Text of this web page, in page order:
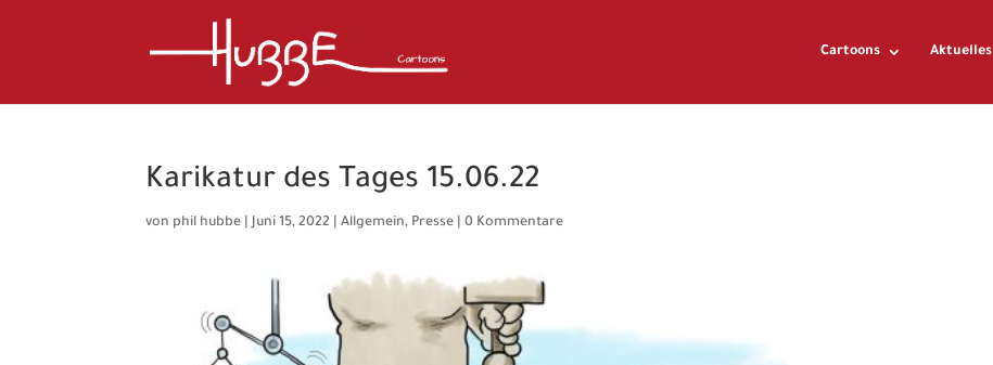
Cartoons Aktuelles
Karikatur des Tages 15.06.22
von phil hubbe |Juni 15, 2022 |Allgemein, Presse |0 Kommentare